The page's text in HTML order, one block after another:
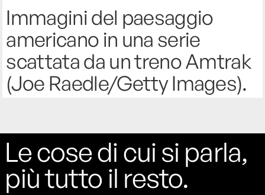
Immagini del paesaggio
americano in una serie
scattata da un treno Amtrak
(Joe Raedle/Getty Images).
Le cose di cui si parla,
più tutto il resto.